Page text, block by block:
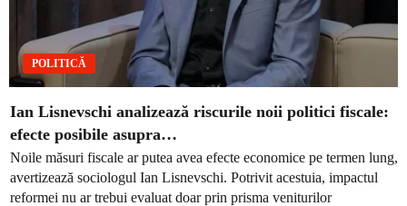
POLITICĂ
Ian Lisnevschi analizează riscurile noii politici fiscale:
efecte posibile asupra…
Noile măsuri fiscale ar putea avea efecte economice pe termen lung,
avertizează sociologul Ian Lisnevschi. Potrivit acestuia, impactul
reformei nu ar trebui evaluat doar prin prisma veniturilor